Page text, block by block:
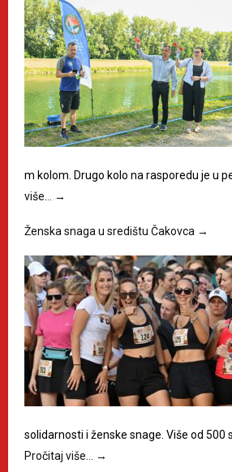
m kolom. Drugo kolo na rasporedu je u
više…
→
Ženska snaga u središtu Čakovca →
solidarnosti i ženske snage. Više od 500
Pročitaj više…
→